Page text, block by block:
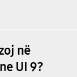
në
UI 9?